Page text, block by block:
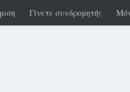
Γίνετε συνδρομητής